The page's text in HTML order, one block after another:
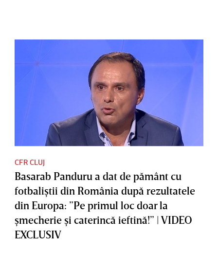
CFR CLUJ
Basarab Panduru a dat de pământ cu
fotbaliştii din România după rezultatele
din Europa: ”Pe primul loc doar la
şmecherie şi caterincă ieftină!” | VIDEO
EXCLUSIV